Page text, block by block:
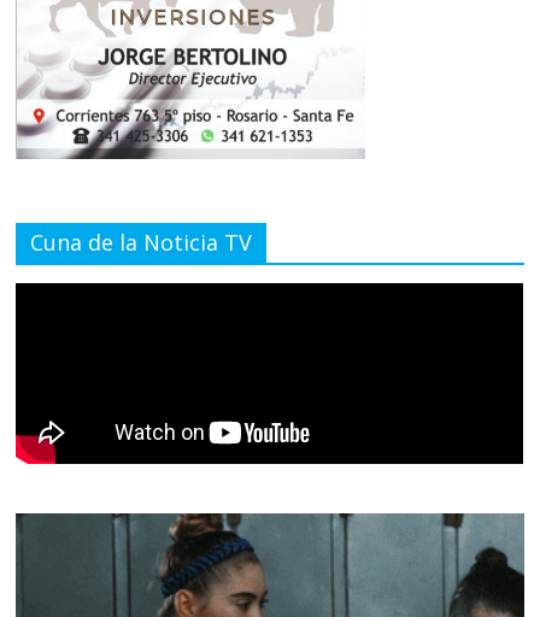
Cuna de la Noticia TV